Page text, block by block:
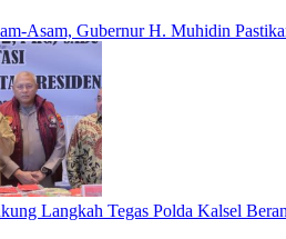
Asam, Gubernur H. Muhidin
Langkah Tegas Polda Kalsel